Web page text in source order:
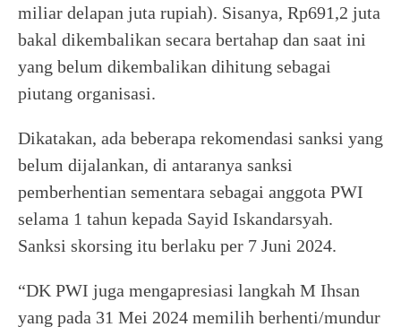
miliar delapan juta rupiah). Sisanya, Rp691,2 juta
bakal dikembalikan secara bertahap dan saat ini
yang belum dikembalikan dihitung sebagai
piutang organisasi.
Dikatakan, ada beberapa rekomendasi sanksi yang
belum dijalankan, di antaranya sanksi
pemberhentian sementara sebagai anggota PWI
selama 1 tahun kepada Sayid Iskandarsyah.
Sanksi skorsing itu berlaku per 7 Juni 2024.
“DK PWI juga mengapresiasi langkah M Ihsan
yang pada 31 Mei 2024 memilih berhenti/mundur